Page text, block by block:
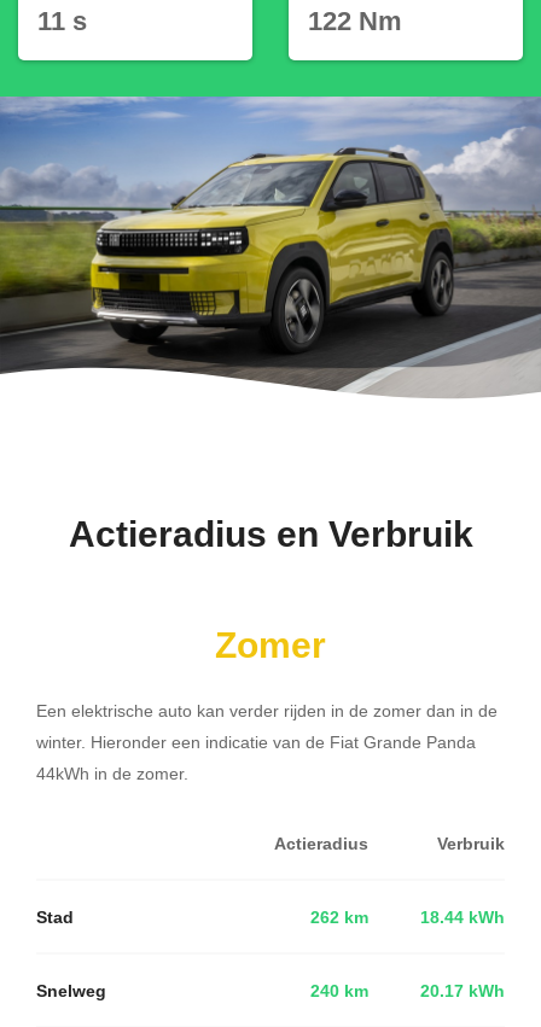
11 s 122 Nm
Actieradius en Verbruik
Zomer
Een elektrische auto kan verder rijden in de zomer dan in de
winter. Hieronder een indicatie van de Fiat Grande Panda
44kWh in de zomer.
Actieradius Verbruik
Stad 262 km 18.44 kWh
Snelweg 240 km 20.17 kWh